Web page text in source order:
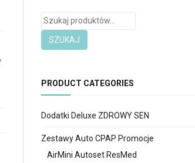
Szukaj:
SZUKAJ
PRODUCT CATEGORIES
Dodatki Deluxe ZDROWY SEN
Zestawy Auto CPAP Promocje
AirMini Autoset ResMed